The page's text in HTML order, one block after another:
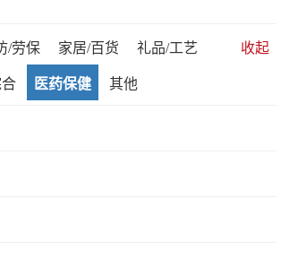
/劳保 家居/百货 礼品/工艺
医药保健 其他
收起